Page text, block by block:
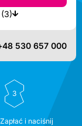
zdjęć (3)
530 657 000
3
Zapłać i naciśnij